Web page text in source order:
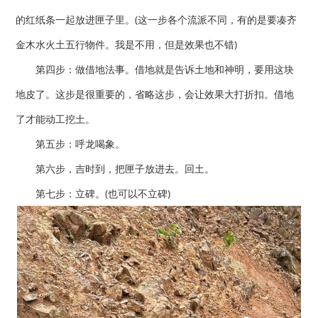
的红纸条一起放进匣子里。(这一步各个流派不同，有的是要凑齐
金木水火土五行物件。我是不用，但是效果也不错)
第四步：做借地法事。借地就是告诉土地和神明，要用这块
地皮了。这步是很重要的，省略这步，会让效果大打折扣。借地
了才能动工挖土。
第五步：呼龙喝象。
第六步，吉时到，把匣子放进去。回土。
第七步：立碑。(也可以不立碑)